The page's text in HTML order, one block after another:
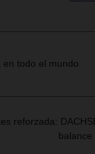
en todo el mundo
reforzada:
balance